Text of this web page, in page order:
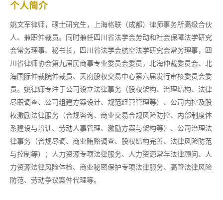
个人简介
姚文军律师，硕士研究生，上海格联（成都）律师事务所高级合伙
人、兼职仲裁员。同时兼任四川省法学会劳动和社会保障法学研究
会常务理事、秘书长，四川省法学会航空法学研究会常务理事，四
川省律师协会第九届民商事专业委员会委员，北海仲裁委员会、北
海国际仲裁院仲裁员、天府股权交易中心第六届发行审核委员会委
员。姚律师专注于公司设立法律事务（股权架构、治理结构、法律
尽职调查、公司组建方案设计、规范经营管理等）、公司内控及股
权激励法律服务（合规咨询、商业交易合规风险防控、内部制度体
系建设与培训、劳动人事管理、激励方案与架构等）、公司治理法
律事务（合规尽调、商业贿赂调查、股权结构完善、法律风险防范
与控制等）；人力资源专项法律服务、人力资源常年法律顾问、人
力资源法律风险体检、商业秘密保护专项法律服务、高管法律风险
防范、劳动争议案件代理等。